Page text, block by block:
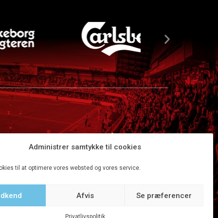
Administrer samtykke til cookies
til at optimere vores websted og vores service.
Afvis Se præferencer
Privatlivspolitik